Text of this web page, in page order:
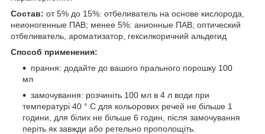
Состав: от 5% до 15%: отбеливатель на основе кислорода,
неионогенные ПАВ; менее 5%: анионные ПАВ; оптический
отбеливатель, ароматизатор, гексилкоричний альдегид
Способ применения:
прання: додайте до вашого прального порошку 100
мл
замочування: розчиніть 100 мл в 4 л води при
температурі 40 ° C для кольорових речей не більше 1
години, для білих не більше 6 годин, після замочування
періть як завжди або ретельно прополощіть.